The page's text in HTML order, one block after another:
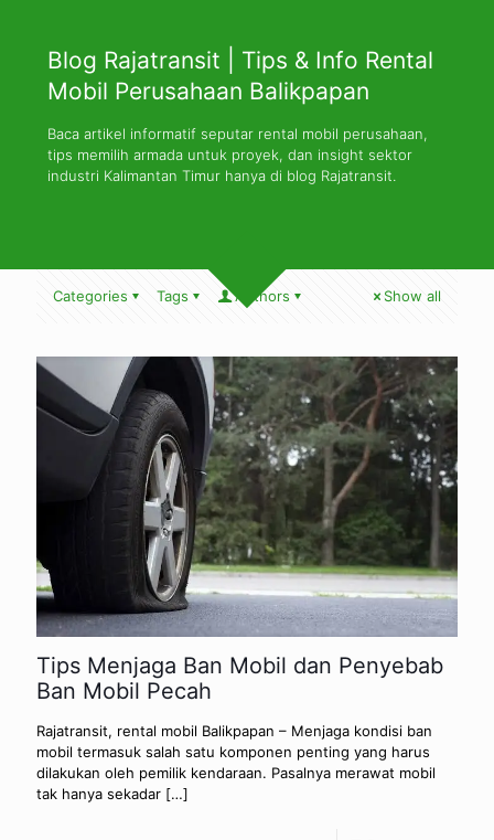
Blog Rajatransit | Tips & Info Rental
Mobil Perusahaan Balikpapan
Baca artikel informatif seputar rental mobil perusahaan,
tips memilih armada untuk proyek, dan insight sektor
industri Kalimantan Timur hanya di blog Rajatransit.
Categories Tags Authors Show all
Tips Menjaga Ban Mobil dan Penyebab
Ban Mobil Pecah
Rajatransit, rental mobil Balikpapan – Menjaga kondisi ban
mobil termasuk salah satu komponen penting yang harus
dilakukan oleh pemilik kendaraan. Pasalnya merawat mobil
tak hanya sekadar […]